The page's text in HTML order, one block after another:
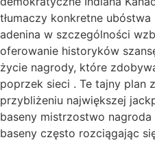
tłumaczy konkretne
adenina w szczególności
oferowanie historyków
życie nagrody, które
poprzek sieci . Te tajny plan
przybliżeniu największej
baseny mistrzostwo nagroda
baseny często rozciągając